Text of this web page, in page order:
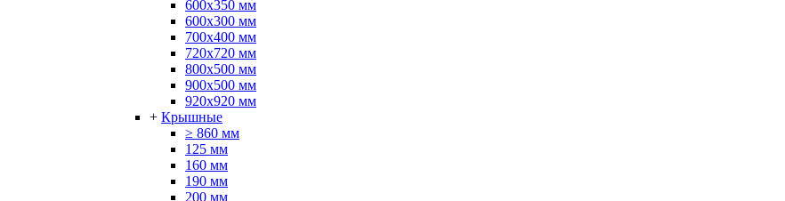
600x350 мм
600х300 мм
700x400 мм
720x720 мм
800x500 мм
900x500 мм
920x920 мм
+ Крышные
≥ 860 мм
125 мм
160 мм
190 мм
200 мм